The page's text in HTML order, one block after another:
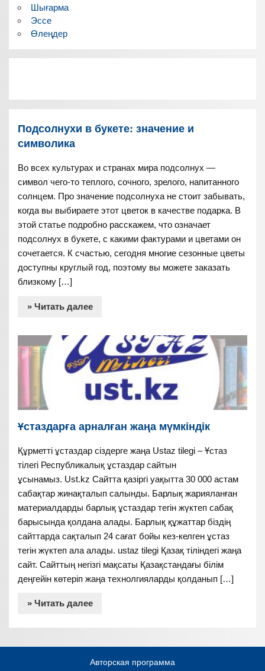
Шығарма
Эссе
Өлеңдер
Подсолнухи в букете: значение и
символика
Во всех культурах и странах мира подсолнух —
символ чего-то теплого, сочного, зрелого, напитанного
солнцем. Про значение подсолнуха не стоит забывать,
когда вы выбираете этот цветок в качестве подарка. В
этой статье подробно расскажем, что означает
подсолнух в букете, с какими фактурами и цветами он
сочетается. К счастью, сегодня многие сезонные цветы
доступны круглый год, поэтому вы можете заказать
близкому […]
» Читать далее
Ұстаздарға арналған жаңа мүмкіндік
Құрметті ұстаздар сіздерге жаңа Ustaz tilegi – Ұстаз
тілегі Республикалық ұстаздар сайтын
ұсынамыз. Ust.kz Сайтта қазіргі уақытта 30 000 астам
сабақтар жинақталып салынды. Барлық жарияланған
материалдарды барлық ұстаздар тегін жүктеп сабақ
барысында қолдана алады. Барлық құжаттар біздің
сайттарда сақталып 24 сағат бойы кез-келген ұстаз
тегін жүктеп ала алады. ustaz tilegi Қазақ тіліндегі жаңа
сайт. Сайттың негізгі мақсаты Қазақстандағы білім
деңгейін көтеріп жаңа технолгияларды қолданып […]
» Читать далее
Авторская программа